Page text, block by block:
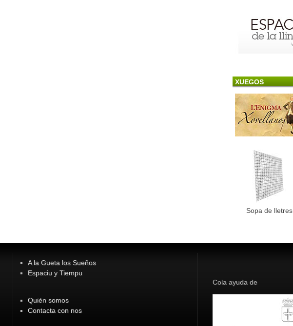
XUEGOS
Sopa de lletres
A la Gueta los Sueños
Espaciu y Tiempu
Quién somos
Contacta con nos
Cola ayuda de